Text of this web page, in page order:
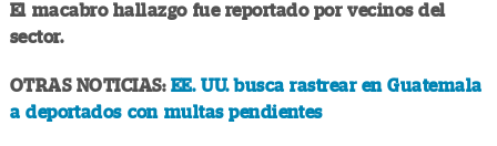
El macabro hallazgo fue reportado por vecinos del
sector.
OTRAS NOTICIAS: EE. UU. busca rastrear en Guatemala
a deportados con multas pendientes